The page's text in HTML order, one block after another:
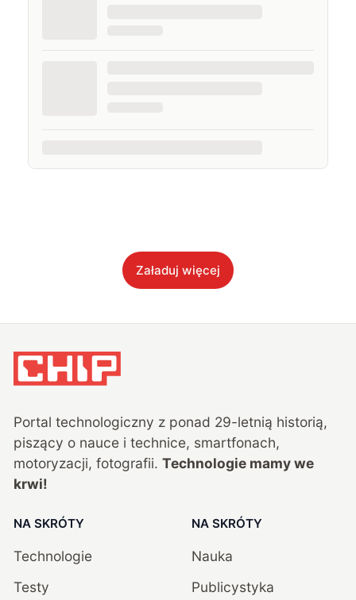
Załaduj więcej
Portal technologiczny z ponad 29-letnią historią,
piszący o nauce i technice, smartfonach,
motoryzacji, fotografii. Technologie mamy we
krwi!
NA SKRÓTY
Technologie
Testy
NA SKRÓTY
Nauka
Publicystyka